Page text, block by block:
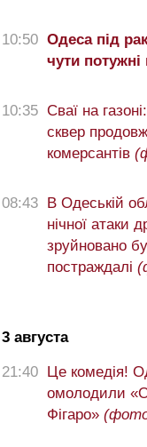
10:50 Одеса під
чути потужні
10:35 Сваї на
сквер
комерсантів
08:43
В Одеській
нічної атаки
зруйновано
постраждалі
3 августа
21:40
Це комедія!
омолодили
Фігаро»